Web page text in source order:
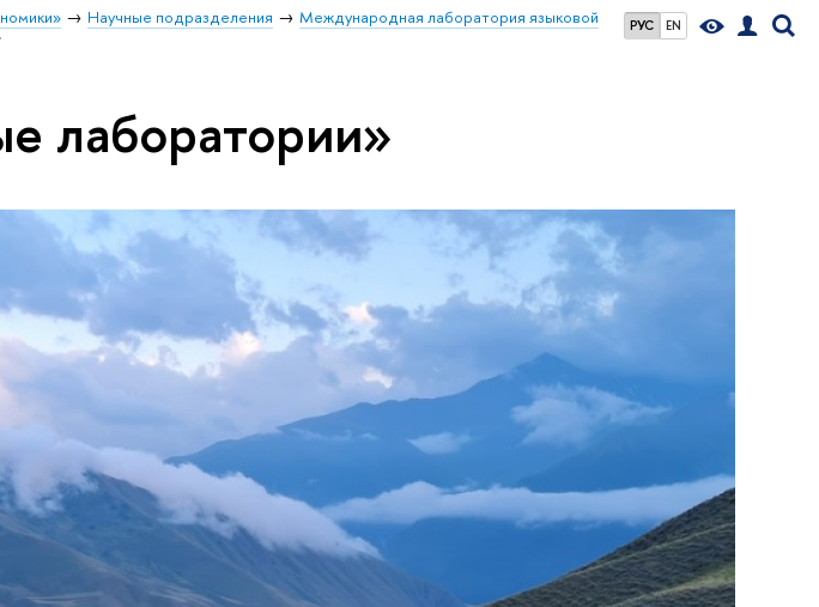
РУС EN
Научные подразделения
Международная лаборатория языковой
лаборатории»